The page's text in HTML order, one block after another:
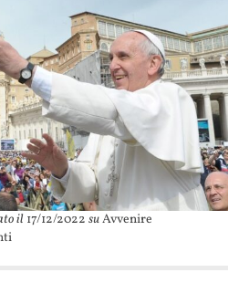
il 17/12/2022suAvvenire